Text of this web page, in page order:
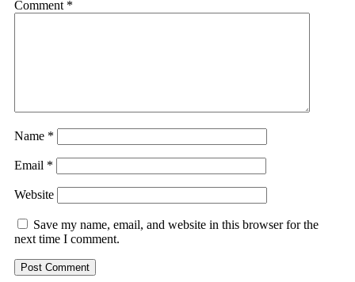
Comment *
Name *
Email *
Website
Save my name, email, and website in this browser for the
next time I comment.